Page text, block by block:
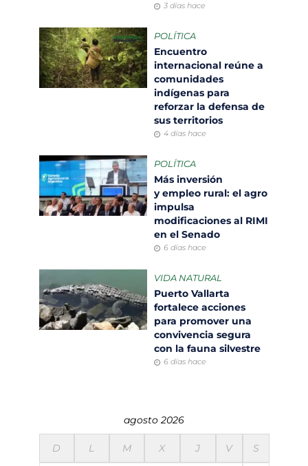
3 días hace
POLÍTICA
Encuentro
internacional reúne a
comunidades
indígenas para
reforzar la defensa de
sus territorios
4 días hace
POLÍTICA
Más inversión
y empleo rural: el agro
impulsa
modificaciones al RIMI
en el Senado
6 días hace
VIDA NATURAL
Puerto Vallarta
fortalece acciones
para promover una
convivencia segura
con la fauna silvestre
6 días hace
agosto 2026
D L M X J V S